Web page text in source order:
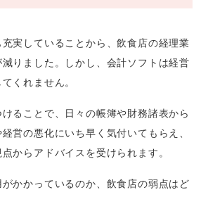
実していることから、飲食店の経理業
りました。しかし、会計ソフトは経営
くれません。
ることで、日々の帳簿や財務諸表から
営の悪化にいち早く気付いてもらえ、
からアドバイスを受けられます。
かかっているのか、飲食店の弱点はど